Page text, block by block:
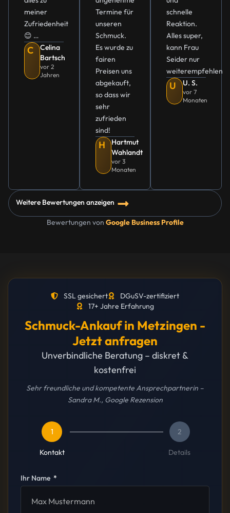
meiner
Zufriedenheit
😊 …
C
Celina
Bartsch
vor 2
Jahren
Termine für
unseren
Schmuck.
Es wurde zu
fairen
Preisen uns
abgekauft,
so dass wir
sehr
zufrieden
sind!
H
Hartmut
Wahlandt
vor 3
Monaten
schnelle
Reaktion.
Alles super,
kann Frau
Seider nur
weiterempfehlen
U U. S.
vor 7
Monaten
Weitere Bewertungen anzeigen
Bewertungen von Google Business Profile
SSL gesichert
DGuSV-zertifiziert
17+ Jahre Erfahrung
Schmuck-Ankauf in Metzingen -
Jetzt anfragen
Unverbindliche Beratung – diskret &
kostenfrei
Sehr freundliche und kompetente Ansprechpartnerin –
Sandra M., Google Rezension
1
Kontakt
2
Details
Ihr Name